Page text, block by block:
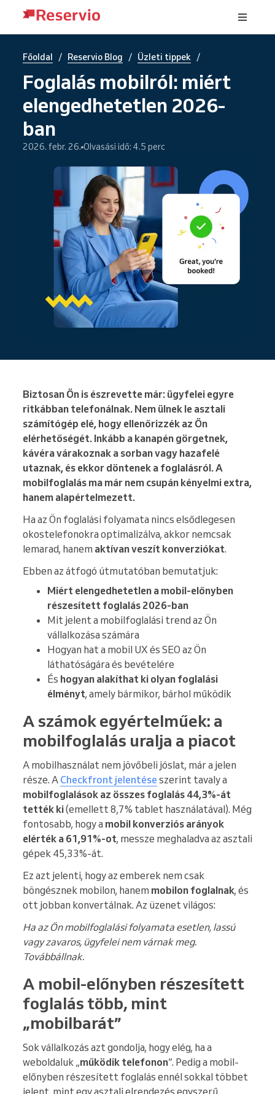
Főoldal / Reservio Blog / Üzleti tippek /
Foglalás mobilról: miért
elengedhetetlen 2026-
ban
2026. febr. 26. Olvasási idő: 4.5 perc
Biztosan Ön is észrevette már: ügyfelei egyre
ritkábban telefonálnak. Nem ülnek le asztali
számítógép elé, hogy ellenőrizzék az Ön
elérhetőségét. Inkább a kanapén görgetnek,
kávéra várakoznak a sorban vagy hazafelé
utaznak, és ekkor döntenek a foglalásról. A
mobilfoglalás ma már nem csupán kényelmi extra,
hanem alapértelmezett.
Ha az Ön foglalási folyamata nincs elsődlegesen
okostelefonokra optimalizálva, akkor nemcsak
lemarad, hanem aktívan veszít konverziókat.
Ebben az átfogó útmutatóban bemutatjuk:
Miért elengedhetetlen a mobil-előnyben
részesített foglalás 2026-ban
Mit jelent a mobilfoglalási trend az Ön
vállalkozása számára
Hogyan hat a mobil UX és SEO az Ön
láthatóságára és bevételére
És hogyan alakíthat ki olyan foglalási
élményt, amely bármikor, bárhol működik
A számok egyértelműek: a
mobilfoglalás uralja a piacot
A mobilhasználat nem jövőbeli jóslat, már a jelen
része. A Checkfront jelentése szerint tavaly a
mobilfoglalások az összes foglalás 44,3%-át
tették ki(emellett 8,7% tablet használatával). Még
fontosabb, hogy a mobil konverziós arányok
elérték a 61,91%-ot, messze meghaladva az asztali
gépek 45,33%-át.
Ez azt jelenti, hogy az emberek nem csak
böngésznek mobilon, hanem mobilon foglalnak, és
ott jobban konvertálnak. Az üzenet világos:
Ha az Ön mobilfoglalási folyamata esetlen, lassú
vagy zavaros, ügyfelei nem várnak meg.
Továbbállnak.
A mobil-előnyben részesített
foglalás több, mint
„mobilbarát”
Sok vállalkozás azt gondolja, hogy elég, ha a
weboldaluk „működik telefonon”. Pedig a mobil-
előnyben részesített foglalás ennél sokkal többet